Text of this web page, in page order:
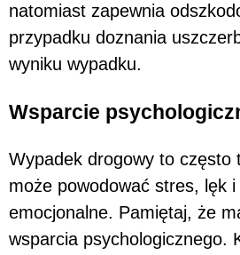
natomiast zapewnia
przypadku doznania
wyniku wypadku.
Wsparcie
Wypadek drogowy to często
może powodować stres, lęk
emocjonalne. Pamiętaj, że
wsparcia psychologicznego.